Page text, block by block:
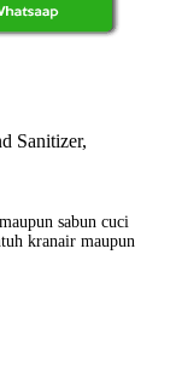
sabun cuci
kranair maupun